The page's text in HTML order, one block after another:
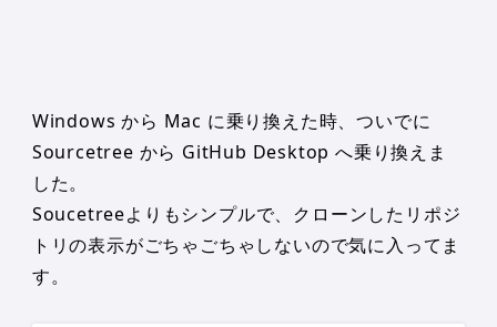
Windows から Mac に乗り換えた時、ついでに
Sourcetree から GitHub Desktop へ乗り換えま
した。
Soucetreeよりもシンプルで、クローンしたリポジ
トリの表示がごちゃごちゃしないので気に入ってま
す。